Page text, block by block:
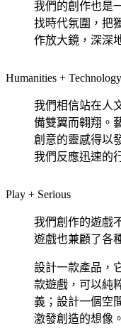
我們的創作也是
找時代氛圍，把
作放大鏡，深深
Humanities + Technology
我們相信站在人
備雙翼而翱翔。
創意的靈感得以
我們反應迅速的
Play + Serious
我們創作的遊戲
遊戲也兼顧了各
設計一款產品，
款遊戲，可以純
義；設計一個空
激發創造的想像。